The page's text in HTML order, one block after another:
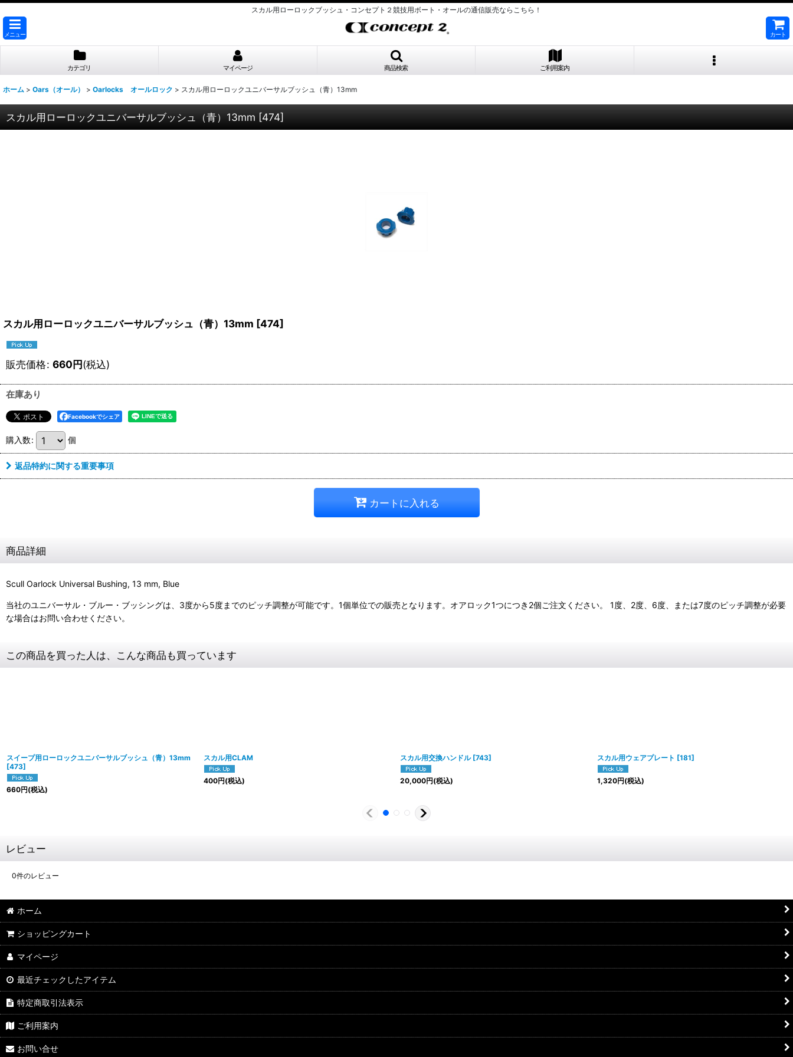
スカル用ローロックブッシュ・コンセプト２競技用ボート・オールの通信販売ならこちら！
メニュー カート
カテゴリ マイページ 商品検索 ご利用案内
ホーム > Oars（オール） > Oarlocks オールロック > スカル用ローロックユニバーサルブッシュ（青）13mm
スカル用ローロックユニバーサルブッシュ（青）13mm [474]
スカル用ローロックユニバーサルブッシュ（青）13mm [474]
販売価格: 660円(税込)
在庫あり
Facebookでシェア
購入数: 個
返品特約に関する重要事項
カートに入れる
商品詳細
Scull Oarlock Universal Bushing, 13 mm, Blue
当社のユニバーサル・ブルー・ブッシングは、3度から5度までのピッチ調整が可能です。1個単位での販売となります。オアロック1つにつき2個ご注文ください。 1度、2度、6度、または7度のピッチ調整が必要
な場合はお問い合わせください。
この商品を買った人は、こんな商品も買っています
スイープ用ローロックユニバーサルブッシュ（青）13mm
[473]
660円(税込)
スカル用CLAM
400円(税込)
スカル用交換ハンドル [743]
20,000円(税込)
スカル用ウェアプレート [181]
1,320円(税込)
レビュー
0件のレビュー
ホーム
ショッピングカート
マイページ
最近チェックしたアイテム
特定商取引法表示
ご利用案内
お問い合せ